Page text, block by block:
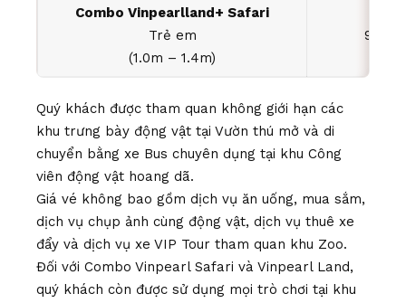
Combo Vinpearlland+ Safari
Trẻ em
(1.0m – 1.4m)
Quý khách được tham quan không giới hạn các
khu trưng bày động vật tại Vườn thú mở và di
chuyển bằng xe Bus chuyên dụng tại khu Công
viên động vật hoang dã.
Giá vé không bao gồm dịch vụ ăn uống, mua sắm,
dịch vụ chụp ảnh cùng động vật, dịch vụ thuê xe
đẩy và dịch vụ xe VIP Tour tham quan khu Zoo.
Đối với Combo Vinpearl Safari và Vinpearl Land,
quý khách còn được sử dụng mọi trò chơi tại khu